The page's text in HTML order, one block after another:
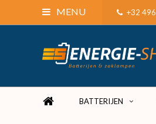
MENU +32
BATTERIJEN